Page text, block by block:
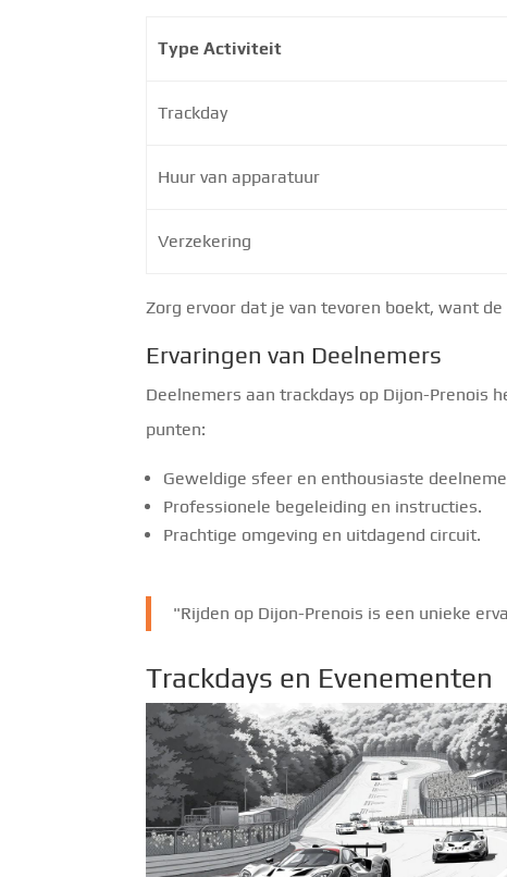
Type Activiteit
Trackday
Huur van apparatuur
Verzekering
Zorg ervoor dat je van tevoren boekt, want
Ervaringen van Deelnemers
Deelnemers aan trackdays op Dijon-Prenois
punten:
Geweldige sfeer en enthousiaste
Professionele begeleiding en instructies.
Prachtige omgeving en uitdagend circuit.
"Rijden op Dijon-Prenois is een unieke
Trackdays en Evenementen